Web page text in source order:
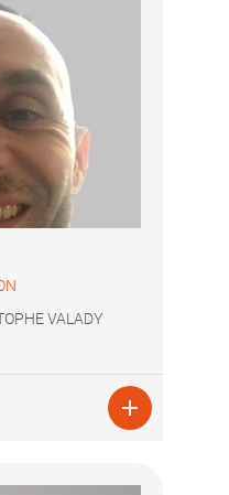
VALADY
